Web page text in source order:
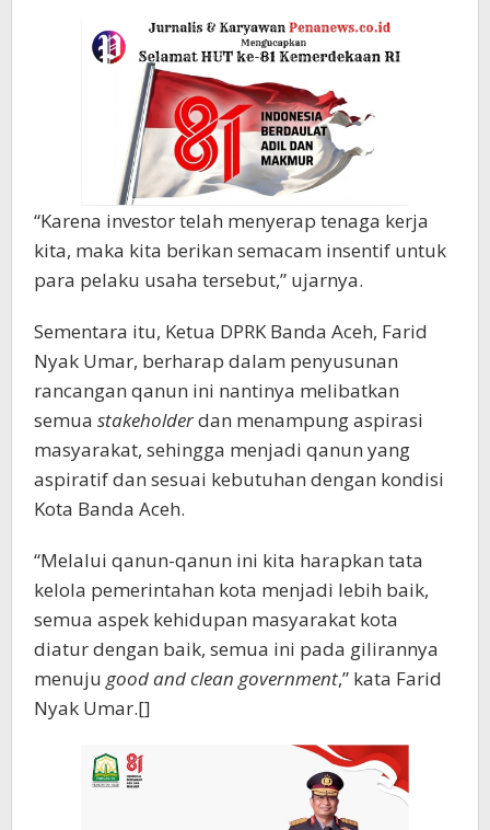
“Karena investor telah menyerap tenaga kerja
kita, maka kita berikan semacam insentif untuk
para pelaku usaha tersebut,” ujarnya.
Sementara itu, Ketua DPRK Banda Aceh, Farid
Nyak Umar, berharap dalam penyusunan
rancangan qanun ini nantinya melibatkan
semua stakeholderdan menampung aspirasi
masyarakat, sehingga menjadi qanun yang
aspiratif dan sesuai kebutuhan dengan kondisi
Kota Banda Aceh.
“Melalui qanun-qanun ini kita harapkan tata
kelola pemerintahan kota menjadi lebih baik,
semua aspek kehidupan masyarakat kota
diatur dengan baik, semua ini pada gilirannya
menuju good and clean government,” kata Farid
Nyak Umar.[]